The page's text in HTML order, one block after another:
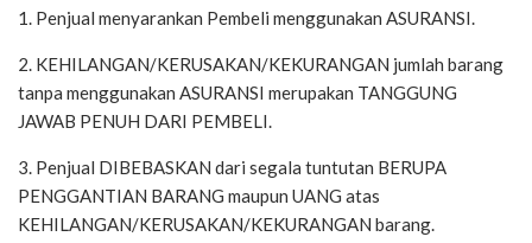
1. Penjual menyarankan Pembeli menggunakan ASURANSI.
2. KEHILANGAN/KERUSAKAN/KEKURANGAN jumlah barang
tanpa menggunakan ASURANSI merupakan TANGGUNG
JAWAB PENUH DARI PEMBELI.
3. Penjual DIBEBASKAN dari segala tuntutan BERUPA
PENGGANTIAN BARANG maupun UANG atas
KEHILANGAN/KERUSAKAN/KEKURANGAN barang.